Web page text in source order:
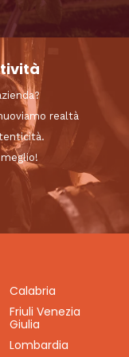
realtà
Calabria
Friuli Venezia
Giulia
Lombardia